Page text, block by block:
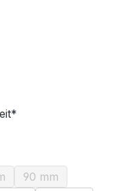
verfügbar.)
zurzeit nicht verfügbar.)
Option ist zurzeit
90 mm
(Diese Option